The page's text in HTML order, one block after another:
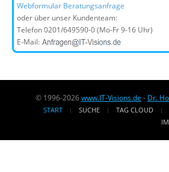
Webformular Beratungsanfrage
oder über unser Kundenteam:
Telefon0201/649590-0(Mo-Fr 9-16 Uhr)
E-Mail:
© 1996-2026www.IT-Visions.de - Dr.
START SUCHE TAG CLOUD